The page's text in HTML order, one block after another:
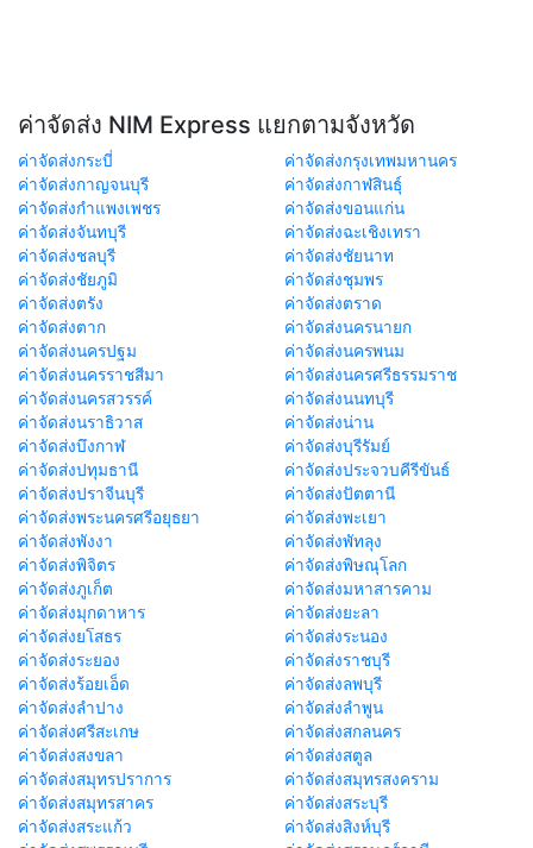
ค่าจัดส่ง NIM Express แยกตามจังหวัด
ค่าจัดส่งกระบี่
ค่าจัดส่งกรุงเทพมหานคร
ค่าจัดส่งกาญจนบุรี
ค่าจัดส่งกาฬสินธุ์
ค่าจัดส่งกำแพงเพชร
ค่าจัดส่งขอนแก่น
ค่าจัดส่งจันทบุรี
ค่าจัดส่งฉะเชิงเทรา
ค่าจัดส่งชลบุรี
ค่าจัดส่งชัยนาท
ค่าจัดส่งชัยภูมิ
ค่าจัดส่งชุมพร
ค่าจัดส่งตรัง
ค่าจัดส่งตราด
ค่าจัดส่งตาก
ค่าจัดส่งนครนายก
ค่าจัดส่งนครปฐม
ค่าจัดส่งนครพนม
ค่าจัดส่งนครราชสีมา
ค่าจัดส่งนครศรีธรรมราช
ค่าจัดส่งนครสวรรค์
ค่าจัดส่งนนทบุรี
ค่าจัดส่งนราธิวาส
ค่าจัดส่งน่าน
ค่าจัดส่งบึงกาฬ
ค่าจัดส่งบุรีรัมย์
ค่าจัดส่งปทุมธานี
ค่าจัดส่งประจวบคีรีขันธ์
ค่าจัดส่งปราจีนบุรี
ค่าจัดส่งปัตตานี
ค่าจัดส่งพระนครศรีอยุธยา
ค่าจัดส่งพะเยา
ค่าจัดส่งพังงา
ค่าจัดส่งพัทลุง
ค่าจัดส่งพิจิตร
ค่าจัดส่งพิษณุโลก
ค่าจัดส่งภูเก็ต
ค่าจัดส่งมหาสารคาม
ค่าจัดส่งมุกดาหาร
ค่าจัดส่งยะลา
ค่าจัดส่งยโสธร
ค่าจัดส่งระนอง
ค่าจัดส่งระยอง
ค่าจัดส่งราชบุรี
ค่าจัดส่งร้อยเอ็ด
ค่าจัดส่งลพบุรี
ค่าจัดส่งลำปาง
ค่าจัดส่งลำพูน
ค่าจัดส่งศรีสะเกษ
ค่าจัดส่งสกลนคร
ค่าจัดส่งสงขลา
ค่าจัดส่งสตูล
ค่าจัดส่งสมุทรปราการ
ค่าจัดส่งสมุทรสงคราม
ค่าจัดส่งสมุทรสาคร
ค่าจัดส่งสระบุรี
ค่าจัดส่งสระแก้ว
ค่าจัดส่งสิงห์บุรี